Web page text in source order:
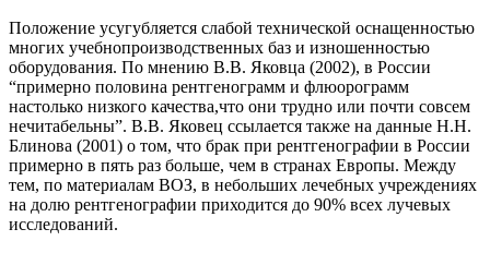
Положение усугубляется слабой технической оснащенностью
многих учебнопроизводственных баз и изношенностью
оборудования. По мнению В.В. Яковца (2002), в России
“примерно половина рентгенограмм и флюорограмм
настолько низкого качества,что они трудно или почти совсем
нечитабельны”. В.В. Яковец ссылается также на данные Н.Н.
Блинова (2001) о том, что брак при рентгенографии в России
примерно в пять раз больше, чем в странах Европы. Между
тем, по материалам ВОЗ, в небольших лечебных учреждениях
на долю рентгенографии приходится до 90% всех лучевых
исследований.